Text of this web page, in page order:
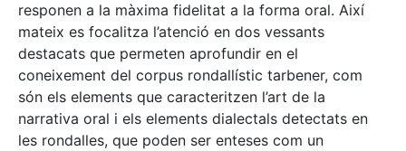
responen a la màxima fidelitat a la forma oral. Així
mateix es focalitza l’atenció en dos vessants
destacats que permeten aprofundir en el
coneixement del corpus rondallístic tarbener, com
són els elements que caracteritzen l’art de la
narrativa oral i els elements dialectals detectats en
les rondalles, que poden ser enteses com un